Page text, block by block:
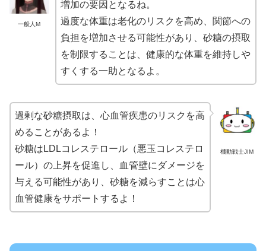
一般人M
増加の要因となるね。
過度な体重は老化のリスクを高め、関節への
負担を増加させる可能性があり、砂糖の摂取
を制限することは、健康的な体重を維持しや
すくする一助となるよ。
機動戦士JIM
過剰な砂糖摂取は、心血管疾患のリスクを高
めることがあるよ！
砂糖はLDLコレステロール（悪玉コレステロ
ール）の上昇を促進し、血管壁にダメージを
与える可能性があり、砂糖を減らすことは心
血管健康をサポートするよ！